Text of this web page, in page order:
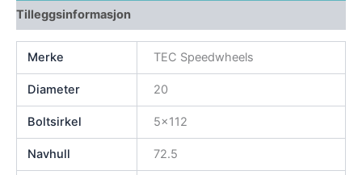
Tilleggsinformasjon
Merke TEC Speedwheels
Diameter 20
Boltsirkel 5×112
Navhull 72.5